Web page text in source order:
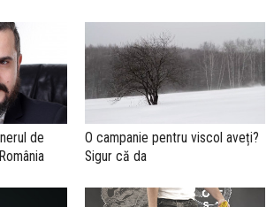
de
O campanie pentru viscol aveți?
Sigur că da